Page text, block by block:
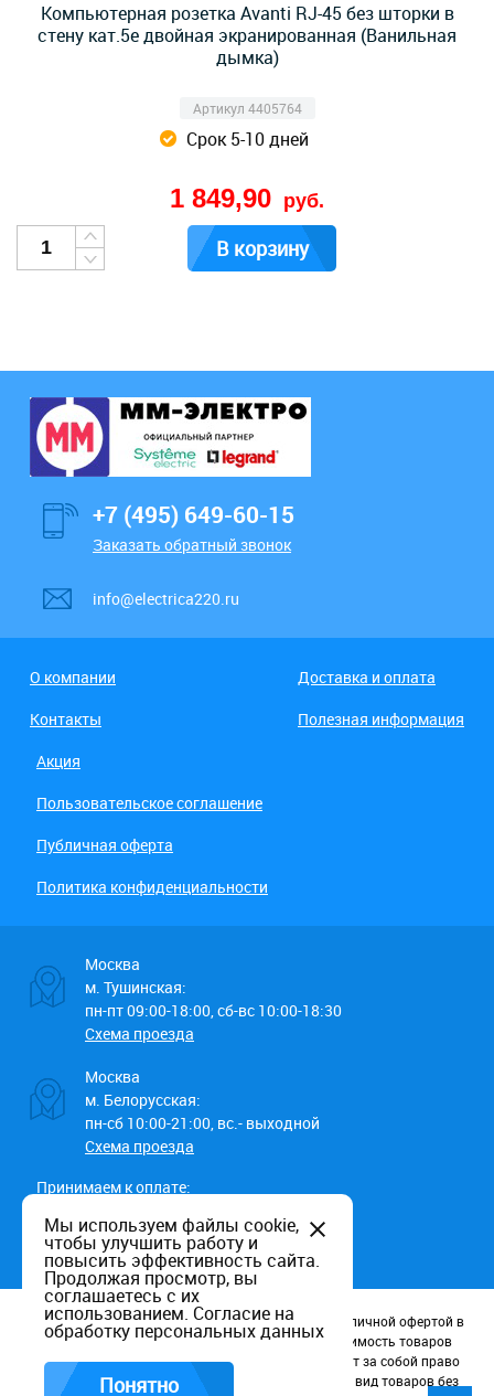
Компьютерная розетка Avanti RJ-45 без шторки в
стену кат.5e двойная экранированная (Ванильная
дымка)
Артикул 4405764
Срок 5-10 дней
1 849,90 руб.
В корзину
+7 (495) 649-60-15
Заказать обратный звонок
info@electrica220.ru
О компании
Доставка и оплата
Контакты
Полезная информация
Акция
Пользовательское соглашение
Публичная оферта
Политика конфиденциальности
Москва
м. Тушинская:
пн-пт 09:00-18:00, сб-вс 10:00-18:30
Схема проезда
Москва
м. Белорусская:
пн-сб 10:00-21:00, вс.- выходной
Схема проезда
Принимаем к оплате:
Данный информационный ресурс не является публичной офертой в
соотв. со статьей 437 (п.2) ГК РФ. Наличие и стоимость товаров
уточняйте по телефону. Производители оставляют за собой право
изменять технические характеристики и внешний вид товаров без
Мы используем файлы cookie,
чтобы улучшить работу и
повысить эффективность сайта.
Продолжая просмотр, вы
соглашаетесь с их
использованием. Согласие на
обработку персональных данных
Понятно